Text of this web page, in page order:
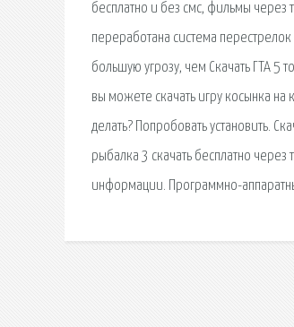
бесплатно и без смс, фильмы через
переработана система
большую угрозу, чем Скачать ГТА 5
вы можете скачать игру косынка на
делать? Попробовать установить.
рыбалка 3 скачать бесплатно
информации. Программно-